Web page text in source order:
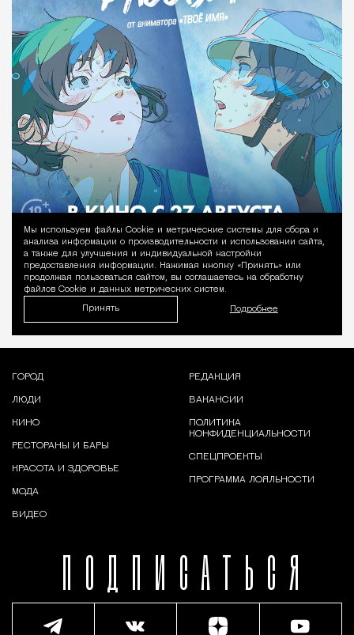
Уведомление
Мы используем файлы Сookie и метрические системы для сбора и
анализа информации о производительности и использовании сайта,
а также для улучшения и индивидуальной настройки
предоставления информации. Нажимая кнопку «Принять» или
продолжая пользоваться сайтом, вы соглашаетесь на обработку
файлов Cookie и данных метрических систем.
Принять Подробнее
ПОДПИСАТЬСЯ
ГОРОД
ЛЮДИ
КИНО
РЕСТОРАНЫ И БАРЫ
КРАСОТА И ЗДОРОВЬЕ
МОДА
ВИДЕО
РЕДАКЦИЯ
ВАКАНСИИ
ПОЛИТИКА
КОНФИДЕНЦИАЛЬНОСТИ
СПЕЦПРОЕКТЫ
ПРОГРАММА ЛОЯЛЬНОСТИ